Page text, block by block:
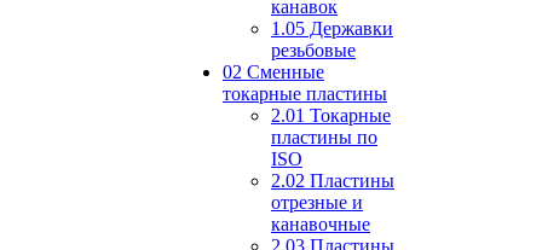
канавок
1.05 Державки
резьбовые
02 Сменные
токарные пластины
2.01 Токарные
пластины по
ISO
2.02 Пластины
отрезные и
канавочные
2.03 Пластины